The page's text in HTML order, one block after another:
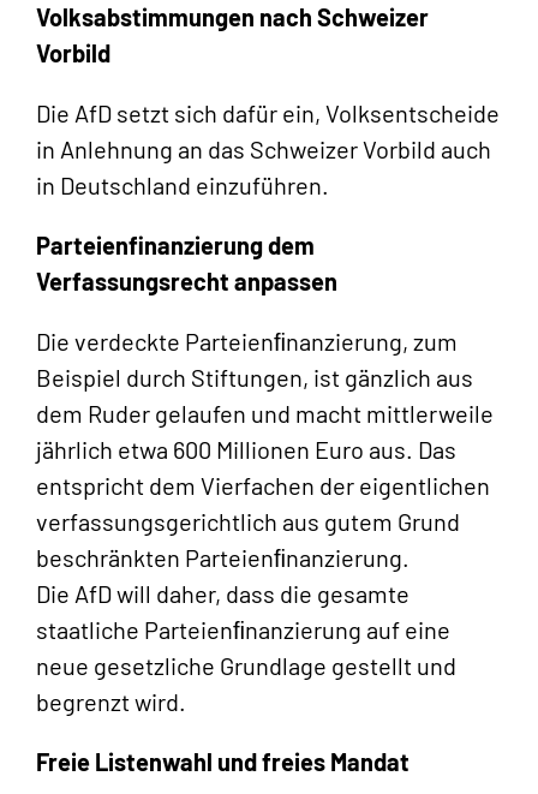
Volksabstimmungen nach Schweizer
Vorbild
Die AfD setzt sich dafür ein, Volksentscheide
in Anlehnung an das Schweizer Vorbild auch
in Deutschland einzuführen.
Parteienfinanzierung dem
Verfassungsrecht anpassen
Die verdeckte Parteienﬁnanzierung, zum
Beispiel durch Stiftungen, ist gänzlich aus
dem Ruder gelaufen und macht mittlerweile
jährlich etwa 600 Millionen Euro aus. Das
entspricht dem Vierfachen der eigentlichen
verfassungsgerichtlich aus gutem Grund
beschränkten Parteienﬁnanzierung.
Die AfD will daher, dass die gesamte
staatliche Parteienﬁnanzierung auf eine
neue gesetzliche Grundlage gestellt und
begrenzt wird.
Freie Listenwahl und freies Mandat